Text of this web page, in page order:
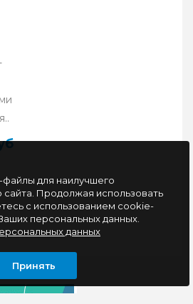
для наилучшего
Продолжая использовать
с использованием cookie-
персональных данных.
данных
Принять